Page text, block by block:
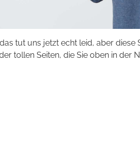
tut uns jetzt echt leid, aber diese
tollen Seiten, die Sie oben in der